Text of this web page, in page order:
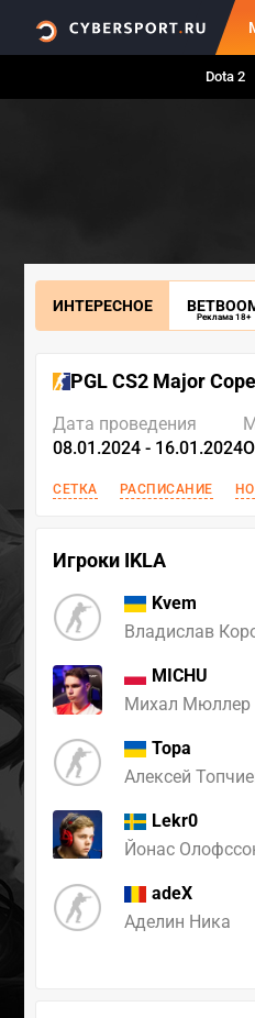
Dota 2
ИНТЕРЕСНОЕ
Реклама 18+
PGL CS2 Major
Дата проведения
08.01.2024 - 16.01.2024
СЕТКА РАСПИСАНИЕ
Игроки IKLA
Kvem
Владислав
MICHU
Михал Мюллер
Topa
Алексей
Lekr0
Йонас
adeX
Аделин Ника